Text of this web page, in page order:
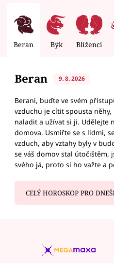
Beran Býk Blíženci
Beran 9. 8. 2026
Berani, buďte ve svém
vzduchu je cítit spousta
naladit a užívat si ji. Udělejte
domova. Usmiřte se s lidmi,
vzduch, aby vztahy byly v
se váš domov stal útočištěm,
svého já, proto si ho važte a
CELÝ HOROSKOP PRO